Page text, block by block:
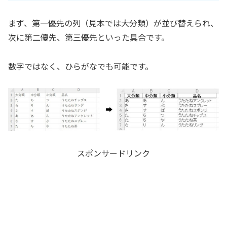
まず、第一優先の列（見本では大分類）が並び替えられ、
次に第二優先、第三優先といった具合です。
数字ではなく、ひらがなでも可能です。
スポンサードリンク